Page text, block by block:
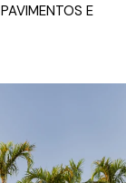
E